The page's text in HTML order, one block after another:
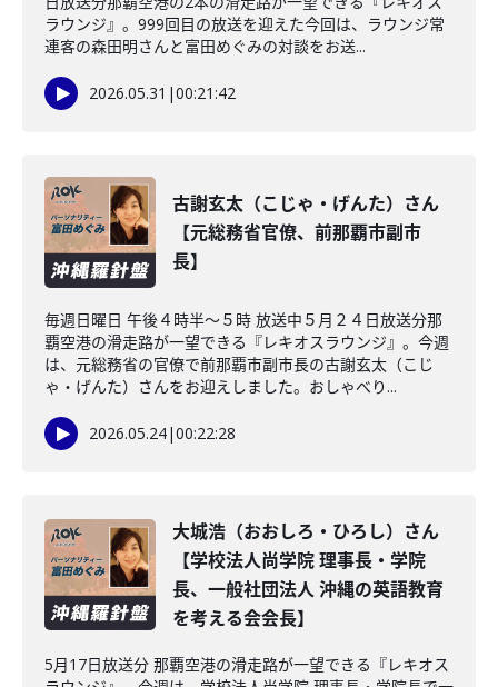
ラウンジ』。999回目の放送を迎えた今回は、ラウンジ常
連客の森田明さんと富田めぐみの対談をお送...
2026.05.31 |00:21:42
古謝玄太（こじゃ・げんた）さん
【元総務省官僚、前那覇市副市
長】
毎週日曜日 午後４時半～５時 放送中５月２４日放送分那
覇空港の滑走路が一望できる『レキオスラウンジ』。今週
は、元総務省の官僚で前那覇市副市長の古謝玄太（こじ
ゃ・げんた）さんをお迎えしました。おしゃべり...
2026.05.24|00:22:28
大城浩（おおしろ・ひろし）さん
【学校法人尚学院 理事長・学院
長、一般社団法人 沖縄の英語教育
を考える会会長】
5月17日放送分 那覇空港の滑走路が一望できる『レキオス